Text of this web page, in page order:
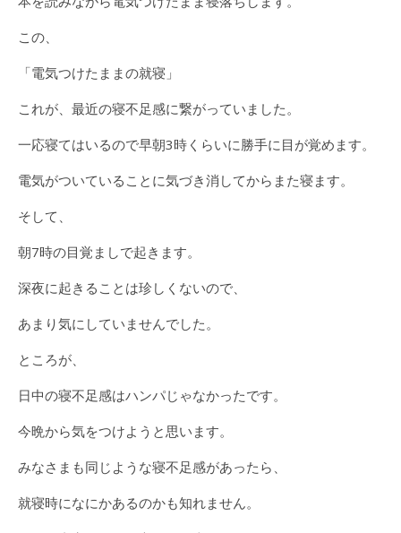
この、
「電気つけたままの就寝」
これが、最近の寝不足感に繋がっていました。
一応寝てはいるので早朝3時くらいに勝手に目が覚めます。
電気がついていることに気づき消してからまた寝ます。
そして、
朝7時の目覚ましで起きます。
深夜に起きることは珍しくないので、
あまり気にしていませんでした。
ところが、
日中の寝不足感はハンパじゃなかったです。
今晩から気をつけようと思います。
みなさまも同じような寝不足感があったら、
就寝時になにかあるのかも知れません。